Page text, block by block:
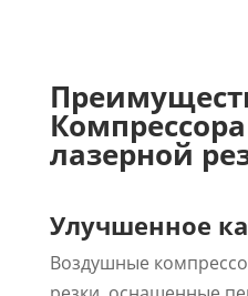
лазерной
Улучшенное
Воздушные